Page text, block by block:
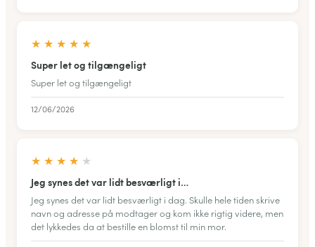
★ ★ ★ ★ ★
Super let og tilgængeligt
Super let og tilgængeligt
12/06/2026
★ ★ ★ ★ ★
Jeg synes det var lidt besværligt i…
Jeg synes det var lidt besværligt i dag. Skulle hele tiden skrive
navn og adresse på modtager og kom ikke rigtig videre, men
det lykkedes da at bestille en blomst til min mor.